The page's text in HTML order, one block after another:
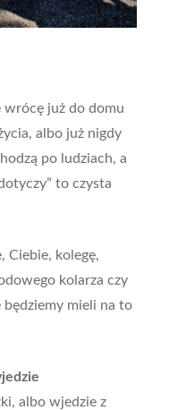
wrócę już do domu
albo już nigdy
po ludziach, a
to czysta
Ciebie, kolegę,
kolarza czy
będziemy mieli na to
albo wjedzie z